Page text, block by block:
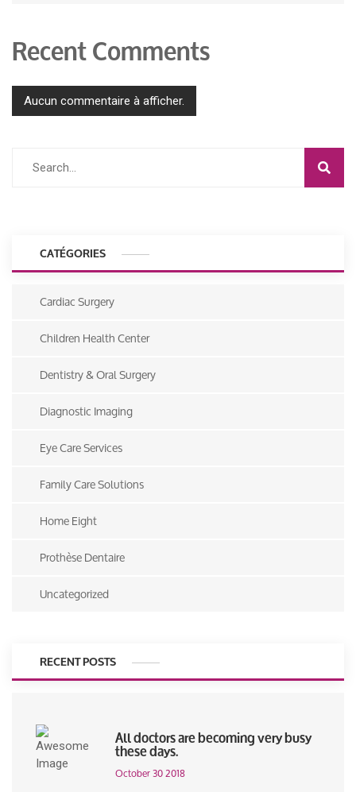
Recent Comments
Aucun commentaire à afficher.
CATÉGORIES
Cardiac Surgery
Children Health Center
Dentistry & Oral Surgery
Diagnostic Imaging
Eye Care Services
Family Care Solutions
Home Eight
Prothèse Dentaire
Uncategorized
RECENT POSTS
All doctors are becoming very busy
these days.
October 30 2018